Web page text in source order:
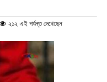
২১২ এই পর্যন্ত দেখেছেন